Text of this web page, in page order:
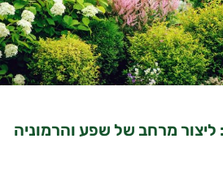
ליצור מרחב של שפע והרמוניה